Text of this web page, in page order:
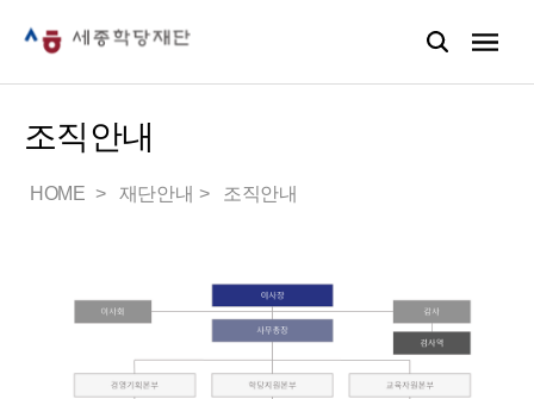
조직안내
HOME 재단안내 조직안내